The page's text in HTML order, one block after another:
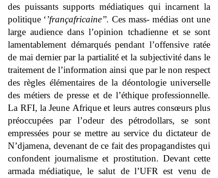
des puissants supports médiatiques qui incarnent la
politique ‘’françafricaine’’. Ces mass- médias ont une
large audience dans l’opinion tchadienne et se sont
lamentablement démarqués pendant l’offensive ratée
de mai dernier par la partialité et la subjectivité dans le
traitement de l’information ainsi que par le non respect
des règles élémentaires de la déontologie universelle
des métiers de presse et de l’éthique professionnelle.
La RFI, la Jeune Afrique et leurs autres consœurs plus
préoccupées par
l’odeur des pétrodollars,
se sont
empressées pour se mettre au service du dictateur de
N’djamena, devenant de ce fait des propagandistes qui
confondent journalisme et prostitution. Devant cette
armada médiatique, le salut de l’UFR est venu de